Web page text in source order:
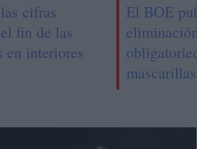
cifras
fin de las
en interiores
El BOE
mascarillas